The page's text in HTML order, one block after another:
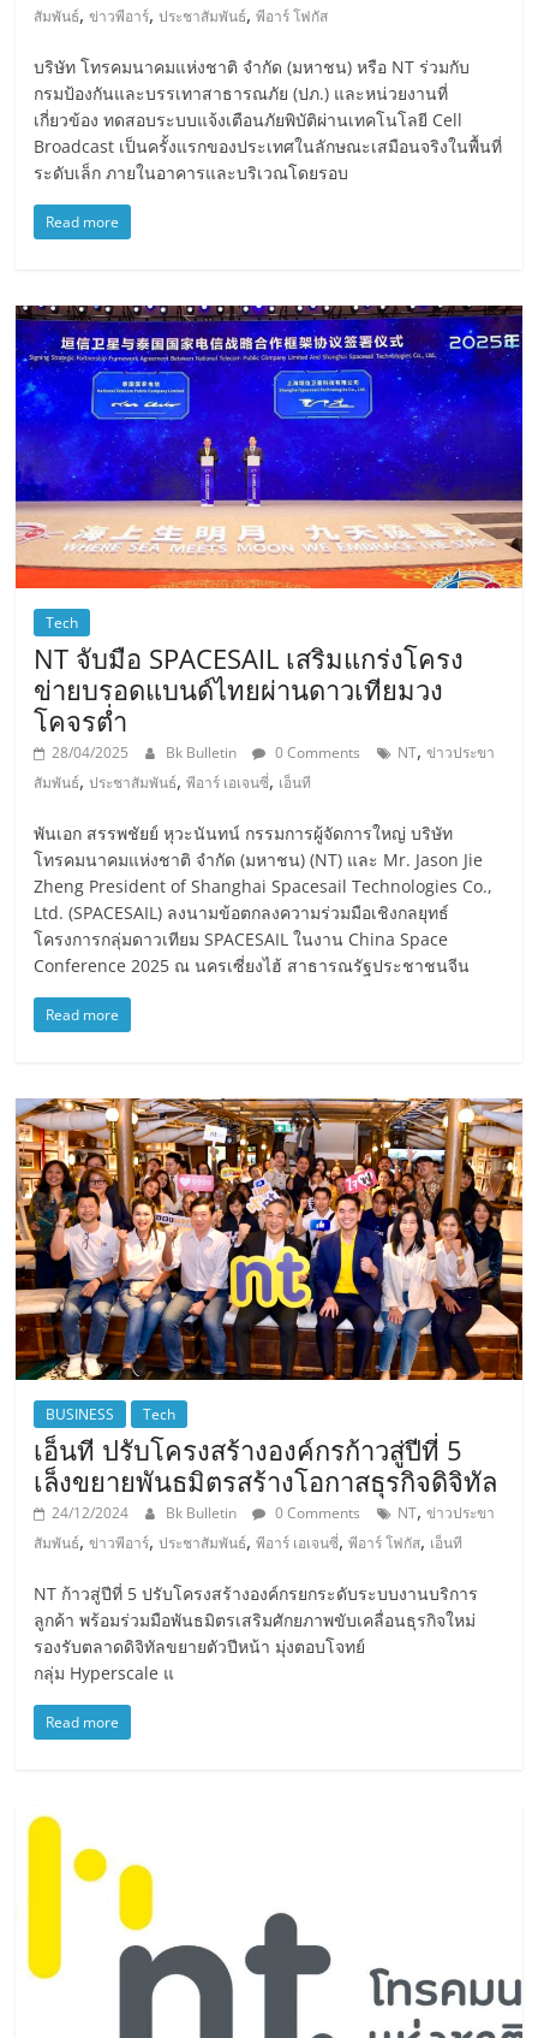
สัมพันธ์,ข่าวพีอาร์,ประชาสัมพันธ์,พีอาร์ โฟกัส
บริษัท โทรคมนาคมแห่งชาติ จำกัด (มหาชน) หรือ NT ร่วมกับ
กรมป้องกันและบรรเทาสาธารณภัย (ปภ.) และหน่วยงานที่
เกี่ยวข้อง ทดสอบระบบแจ้งเตือนภัยพิบัติผ่านเทคโนโลยี Cell
Broadcast เป็นครั้งแรกของประเทศในลักษณะเสมือนจริงในพื้นที่
ระดับเล็ก ภายในอาคารและบริเวณโดยรอบ
Read more
Tech
NT จับมือ SPACESAIL เสริมแกร่งโครง
ข่ายบรอดแบนด์ไทยผ่านดาวเทียมวง
โคจรต่ำ
28/04/2025 Bk Bulletin 0 Comments NT,ข่าวประขา
สัมพันธ์,ประชาสัมพันธ์,พีอาร์ เอเจนซี่, เอ็นที
พันเอก สรรพชัยย์ หุวะนันทน์ กรรมการผู้จัดการใหญ่ บริษัท
โทรคมนาคมแห่งชาติ จำกัด (มหาชน) (NT) และ Mr. Jason Jie
Zheng President of Shanghai Spacesail Technologies Co.,
Ltd. (SPACESAIL) ลงนามข้อตกลงความร่วมมือเชิงกลยุทธ์
โครงการกลุ่มดาวเทียม SPACESAIL ในงาน China Space
Conference 2025 ณ นครเซี่ยงไฮ้ สาธารณรัฐประชาชนจีน
Read more
BUSINESS Tech
เอ็นที ปรับโครงสร้างองค์กรก้าวสู่ปีที่ 5
เล็งขยายพันธมิตรสร้างโอกาสธุรกิจดิจิทัล
24/12/2024 Bk Bulletin 0 Comments NT,ข่าวประขา
สัมพันธ์,ข่าวพีอาร์,ประชาสัมพันธ์,พีอาร์ เอเจนซี่,พีอาร์ โฟกัส, เอ็นที
NT ก้าวสู่ปีที่ 5 ปรับโครงสร้างองค์กรยกระดับระบบงานบริการ
ลูกค้า พร้อมร่วมมือพันธมิตรเสริมศักยภาพขับเคลื่อนธุรกิจใหม่
รองรับตลาดดิจิทัลขยายตัวปีหน้า มุ่งตอบโจทย์
กลุ่ม Hyperscale แ
Read more